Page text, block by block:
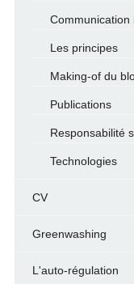
Communication
Les principes
Making-of du
Publications
Responsabilité
Technologies
CV
Greenwashing
L'auto-régulation